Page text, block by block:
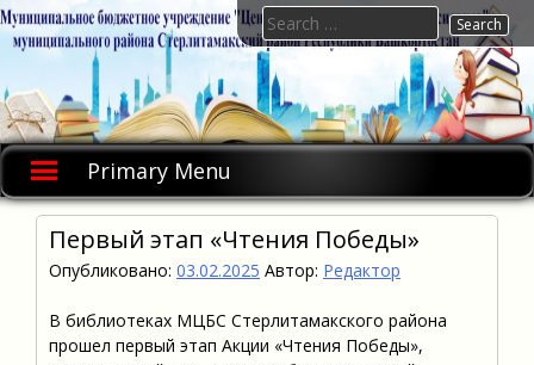
Skip
to
Primary Menu
Search
for:
Первый этап «Чтения Победы»
Опубликовано: 03.02.2025 Автор: Редактор
В библиотеках МЦБС Стерлитамакского района
прошел первый этап Акции «Чтения Победы»,